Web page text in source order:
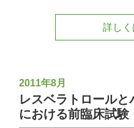
詳しく
2011年8月
レスベラトロール
における前臨床試験